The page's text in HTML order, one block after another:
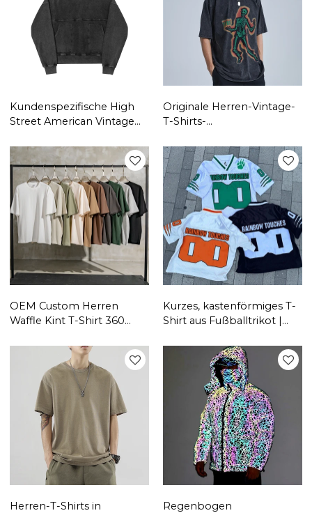
Kundenspezifische High
Street American Vintage
Hochwertige Wasch-
Retro-World-Fashion-
Hoodies mit lockerer
Kapuze
Originale Herren-Vintage-
T-Shirts-
T-Shirts mit
Schneewasch-T-Shirts
OEM Custom Herren
Waffle Kint T-Shirt 360
Rundhals-T-Shirt
Kurzes, kastenförmiges T-
Shirt aus Fußballtrikot |
Streetwear | Grafik bestickt
| Mesh-T-Shirts Unisex
Herren-T-Shirts in
Regenbogen